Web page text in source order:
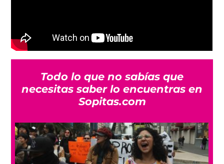
Todo lo que no sabías que
necesitas saber lo encuentras en
Sopitas.com